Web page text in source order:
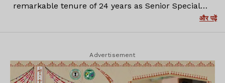
remarkable tenure of 24 years as Senior Special
Correspondent at Prabhat Khabar, I have covered a
Media, I continue to create insightful and
impactful journalism that informs and engages
readers.
और पढ़ें
Advertisement